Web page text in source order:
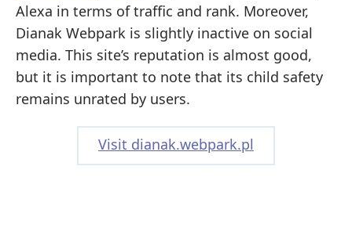
Alexa in terms of traffic and rank. Moreover,
Dianak Webpark is slightly inactive on social
media. This site’s reputation is almost good,
but it is important to note that its child safety
remains unrated by users.
Visit dianak.webpark.pl